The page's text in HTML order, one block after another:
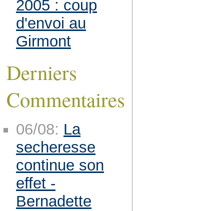
2005 : coup
d'envoi au
Girmont
Derniers
Commentaires
06/08: La
secheresse
continue son
effet -
Bernadette